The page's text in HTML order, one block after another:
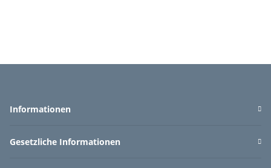
Informationen
Gesetzliche Informationen